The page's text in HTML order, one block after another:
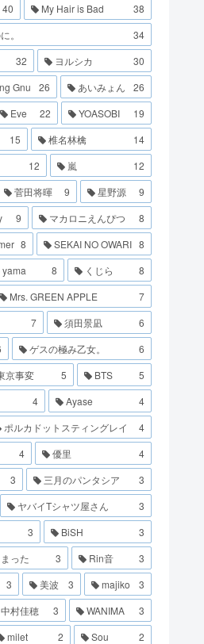
40 My Hair is Bad
38
。
34
32 ヨルシカ
30
Gnu 26 あいみょん
26
Eve 22 YOASOBI
19
15 椎名林檎
14
12 嵐
12
菅田将暉 9 星野源
9
9 マカロニえんぴつ
8
8 SEKAI NO OWARI 8
yama 8 くじら
8
Mrs. GREEN APPLE
7
7 須田景凪
6
ゲスの極み乙女。
6
京事変 5 BTS
5
4 Ayase
4
ポルカドットスティングレイ
4
4 優里
4
3 三月のパンタシア
3
ヤバイTシャツ屋さん
3
3 BiSH
3
った
3 Rin音
3
3 美波 3 majiko
3
中村佳穂 3 WANIMA
3
milet 2 Sou 2